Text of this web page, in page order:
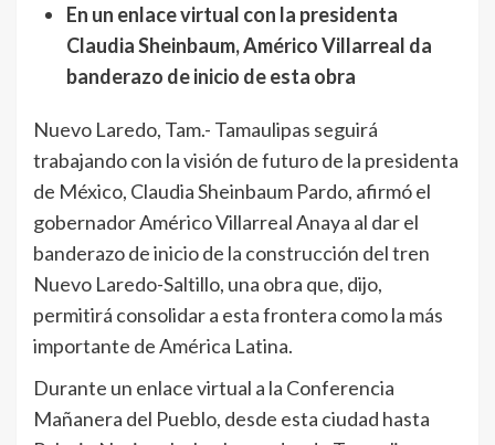
En un enlace virtual con la presidenta
Claudia Sheinbaum, Américo Villarreal da
banderazo de inicio de esta obra
Nuevo Laredo, Tam.- Tamaulipas seguirá
trabajando con la visión de futuro de la presidenta
de México, Claudia Sheinbaum Pardo, afirmó el
gobernador Américo Villarreal Anaya al dar el
banderazo de inicio de la construcción del tren
Nuevo Laredo-Saltillo, una obra que, dijo,
permitirá consolidar a esta frontera como la más
importante de América Latina.
Durante un enlace virtual a la Conferencia
Mañanera del Pueblo, desde esta ciudad hasta